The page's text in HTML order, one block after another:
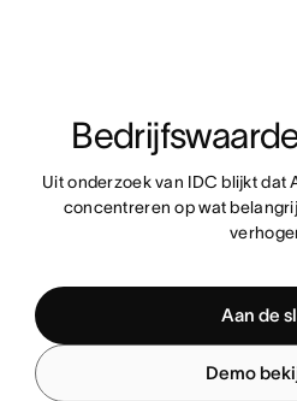
Uit onderzoek van IDC blijkt dat
concentreren op wat
Aan de
Demo